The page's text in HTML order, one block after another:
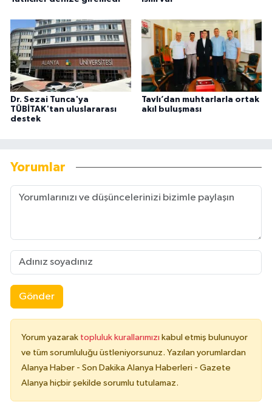
Dr. Sezai Tunca'ya
TÜBİTAK'tan uluslararası
destek
Tavlı’dan muhtarlarla ortak
akıl buluşması
Yorumlar
Gönder
Yorum yazarak topluluk kurallarımızı kabul etmiş bulunuyor
ve tüm sorumluluğu üstleniyorsunuz. Yazılan yorumlardan
Alanya Haber - Son Dakika Alanya Haberleri - Gazete
Alanya hiçbir şekilde sorumlu tutulamaz.